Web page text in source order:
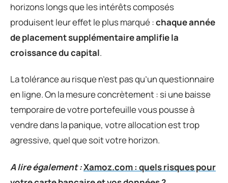
horizons longs que les intérêts composés
produisent leur effet le plus marqué :chaque année
de placement supplémentaire amplifie la
croissance du capital.
La tolérance au risque n’est pas qu’un questionnaire
en ligne. On la mesure concrètement : si une baisse
temporaire de votre portefeuille vous pousse à
vendre dans la panique, votre allocation est trop
agressive, quel que soit votre horizon.
A lire également :Xamoz.com : quels risques pour